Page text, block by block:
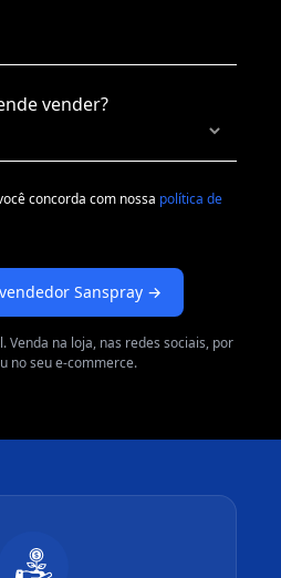
de investimento?
vender?
concorda com nossa política de
Venda na loja, nas redes sociais, por
no seu e-commerce.